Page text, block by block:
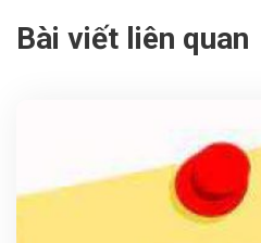
Bài viết liên quan